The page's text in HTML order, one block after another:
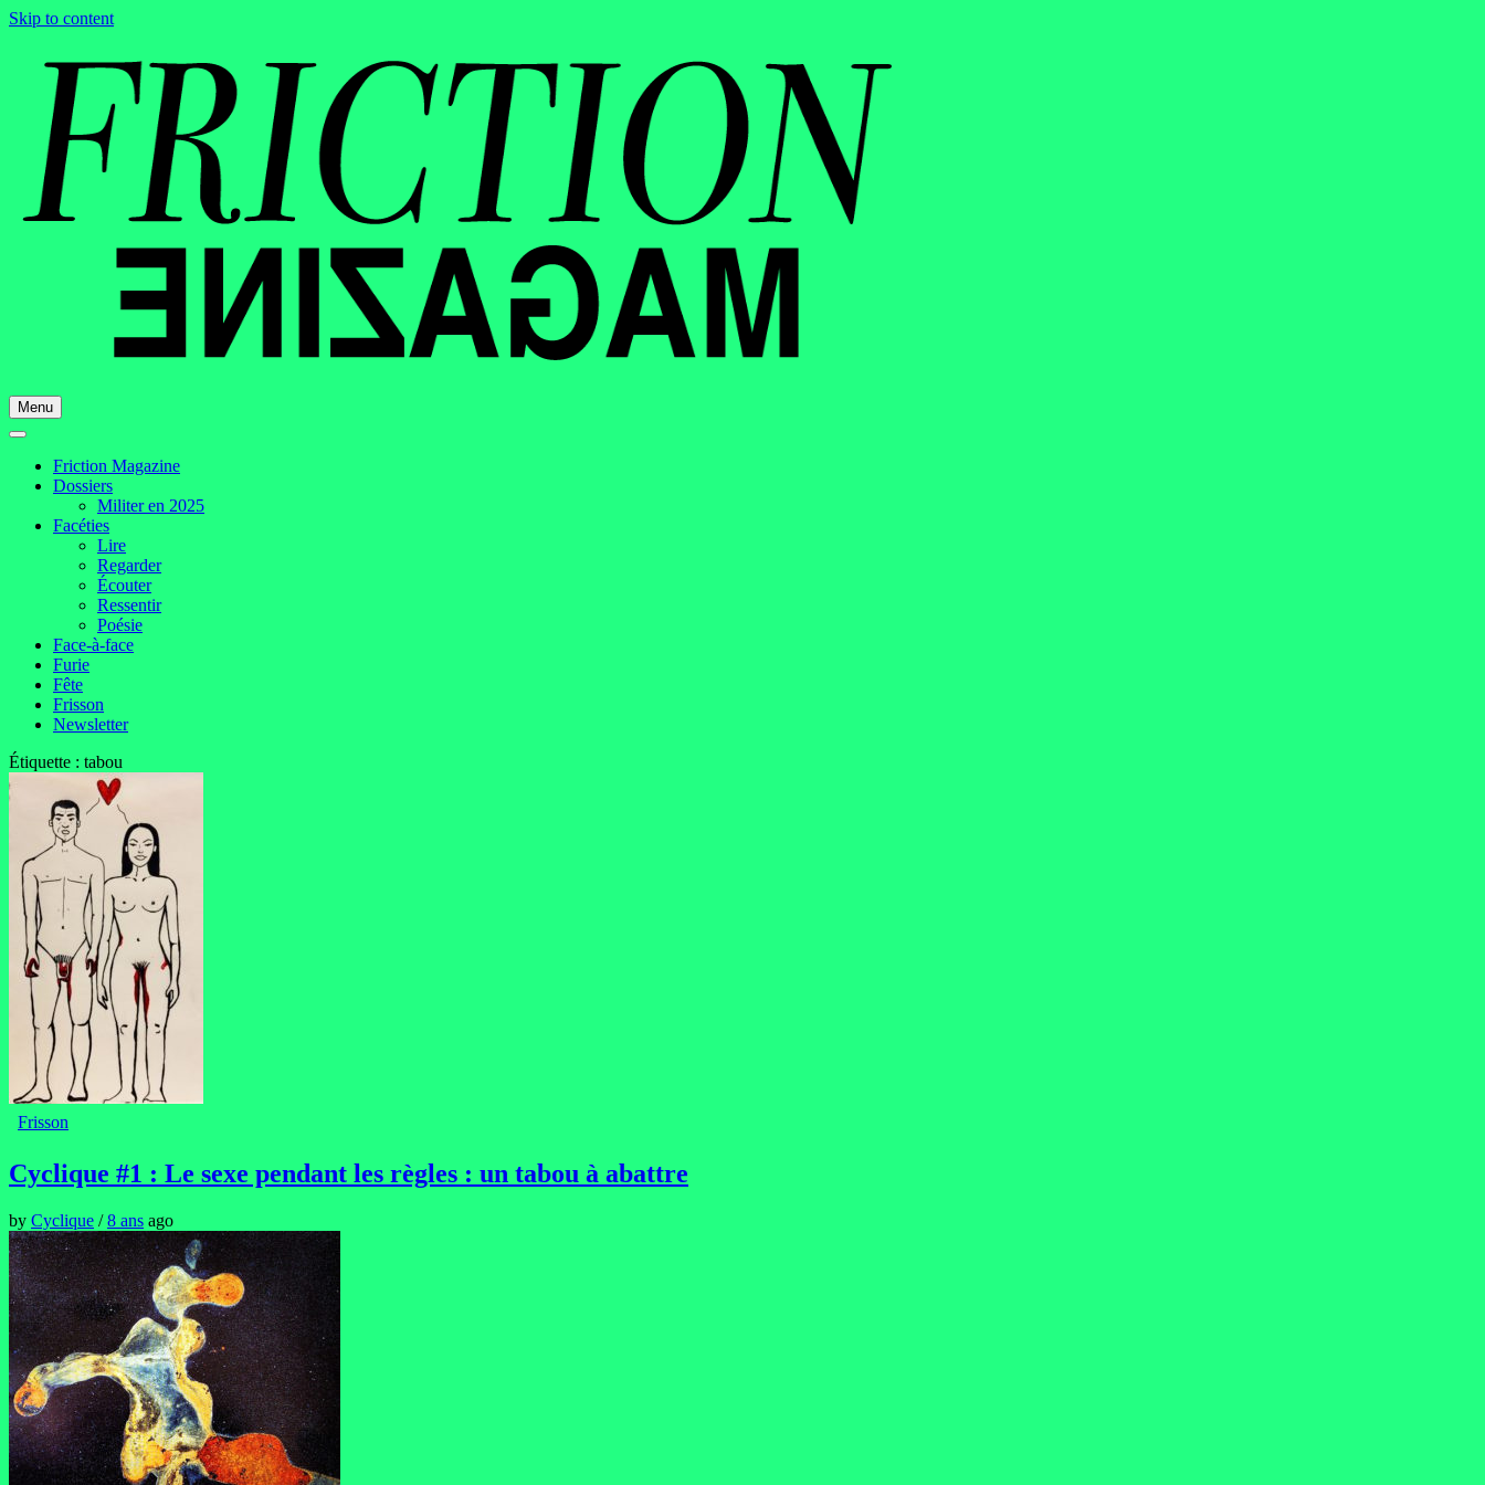
Skip to content
Menu
Friction Magazine
Dossiers
Militer en 2025
Facéties
Lire
Regarder
Écouter
Ressentir
Poésie
Face-à-face
Furie
Fête
Frisson
Newsletter
Étiquette : tabou
Frisson
Cyclique #1 : Le sexe pendant les règles : un tabou à abattre
by Cyclique /8 ans ago